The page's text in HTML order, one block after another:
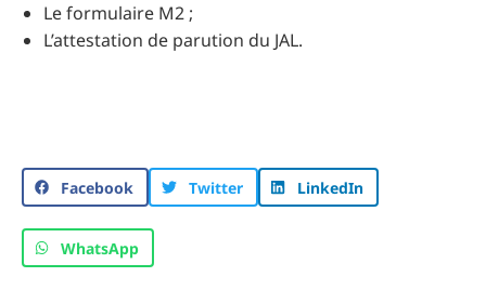
Le formulaire M2 ;
L’attestation de parution du JAL.
Facebook Twitter LinkedIn
WhatsApp